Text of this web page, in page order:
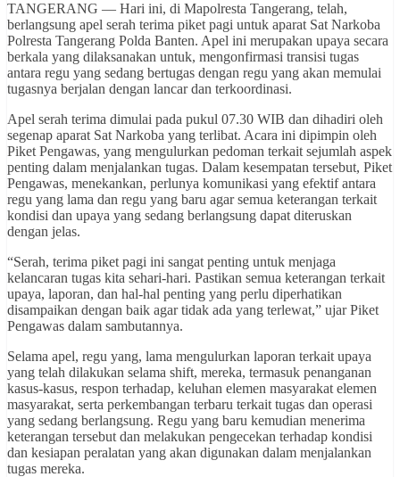
TANGERANG — Hari ini, di Mapolresta Tangerang, telah,
berlangsung apel serah terima piket pagi untuk aparat Sat Narkoba
Polresta Tangerang Polda Banten. Apel ini merupakan upaya secara
berkala yang dilaksanakan untuk, mengonfirmasi transisi tugas
antara regu yang sedang bertugas dengan regu yang akan memulai
tugasnya berjalan dengan lancar dan terkoordinasi.
Apel serah terima dimulai pada pukul 07.30 WIB dan dihadiri oleh
segenap aparat Sat Narkoba yang terlibat. Acara ini dipimpin oleh
Piket Pengawas, yang mengulurkan pedoman terkait sejumlah aspek
penting dalam menjalankan tugas. Dalam kesempatan tersebut, Piket
Pengawas, menekankan, perlunya komunikasi yang efektif antara
regu yang lama dan regu yang baru agar semua keterangan terkait
kondisi dan upaya yang sedang berlangsung dapat diteruskan
dengan jelas.
“Serah, terima piket pagi ini sangat penting untuk menjaga
kelancaran tugas kita sehari-hari. Pastikan semua keterangan terkait
upaya, laporan, dan hal-hal penting yang perlu diperhatikan
disampaikan dengan baik agar tidak ada yang terlewat,” ujar Piket
Pengawas dalam sambutannya.
Selama apel, regu yang, lama mengulurkan laporan terkait upaya
yang telah dilakukan selama shift, mereka, termasuk penanganan
kasus-kasus, respon terhadap, keluhan elemen masyarakat elemen
masyarakat, serta perkembangan terbaru terkait tugas dan operasi
yang sedang berlangsung. Regu yang baru kemudian menerima
keterangan tersebut dan melakukan pengecekan terhadap kondisi
dan kesiapan peralatan yang akan digunakan dalam menjalankan
tugas mereka.